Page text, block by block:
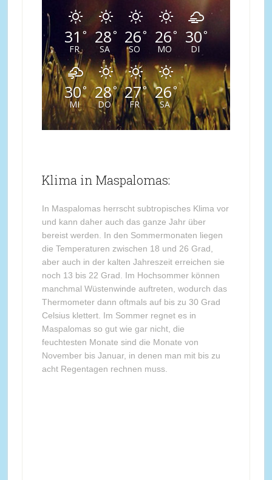
31 °
FR
28°
SA
26°
SO
26°
MO
30°
DI
30°
MI
28°
DO
27°
FR
26°
SA
Klima in Maspalomas:
In Maspalomas herrscht subtropisches Klima vor
und kann daher auch das ganze Jahr über
bereist werden. In den Sommermonaten liegen
die Temperaturen zwischen 18 und 26 Grad,
aber auch in der kalten Jahreszeit erreichen sie
noch 13 bis 22 Grad. Im Hochsommer können
manchmal Wüstenwinde auftreten, wodurch das
Thermometer dann oftmals auf bis zu 30 Grad
Celsius klettert. Im Sommer regnet es in
Maspalomas so gut wie gar nicht, die
feuchtesten Monate sind die Monate von
November bis Januar, in denen man mit bis zu
acht Regentagen rechnen muss.